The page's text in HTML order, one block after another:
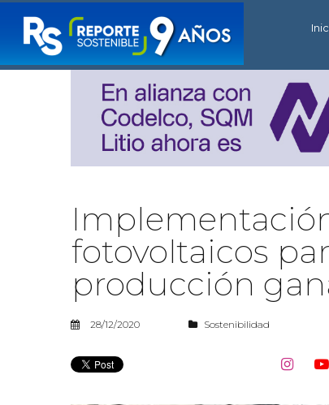
fotovoltaicos
producción
28/12/2020 Sostenibilidad
 